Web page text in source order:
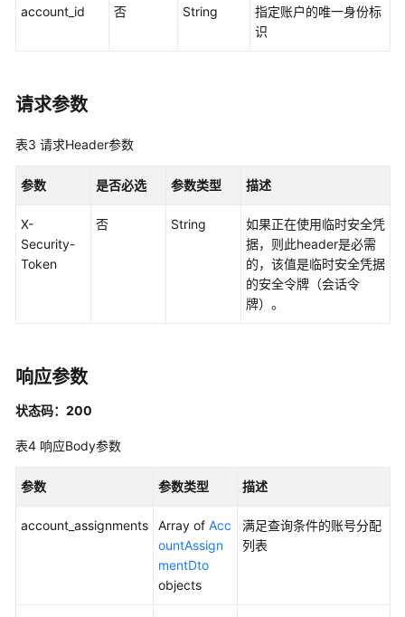
集
号
配
删
DeleteAccountAssignment
查
账
创
account_id 否 String
指定账户的唯一身份标
识
请求参数
表3 请求Header参数
参数 是否必选 参数类型 描述
X-
Security-
Token
否 String
如果正在使用临时安全凭
据，则此header是必需
的，该值是临时安全凭据
的安全令牌（会话令
牌）。
响应参数
状态码：200
表4 响应Body参数
参数 参数类型 描述
account_assignments Array of Acc
ountAssign
mentDto
objects
满足查询条件的账号分配
列表